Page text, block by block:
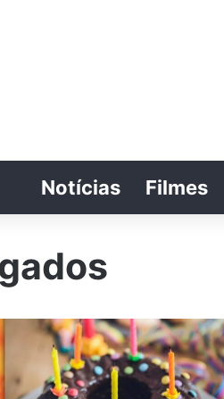
Notícias Filmes